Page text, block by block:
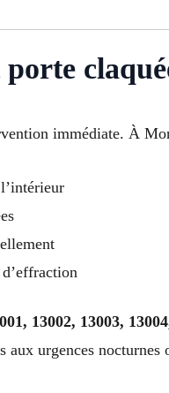
immédiate. À
13002, 13003,
aux urgences nocturnes